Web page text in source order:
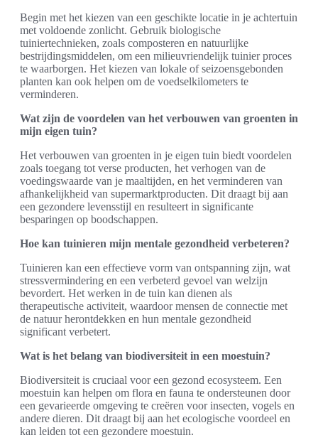
Begin met het kiezen van een geschikte locatie in je achtertuin
met voldoende zonlicht. Gebruik biologische
tuiniertechnieken, zoals composteren en natuurlijke
bestrijdingsmiddelen, om een milieuvriendelijk tuinier proces
te waarborgen. Het kiezen van lokale of seizoensgebonden
planten kan ook helpen om de voedselkilometers te
verminderen.
Wat zijn de voordelen van het verbouwen van groenten in
mijn eigen tuin?
Het verbouwen van groenten in je eigen tuin biedt voordelen
zoals toegang tot verse producten, het verhogen van de
voedingswaarde van je maaltijden, en het verminderen van
afhankelijkheid van supermarktproducten. Dit draagt bij aan
een gezondere levensstijl en resulteert in significante
besparingen op boodschappen.
Hoe kan tuinieren mijn mentale gezondheid verbeteren?
Tuinieren kan een effectieve vorm van ontspanning zijn, wat
stressvermindering en een verbeterd gevoel van welzijn
bevordert. Het werken in de tuin kan dienen als
therapeutische activiteit, waardoor mensen de connectie met
de natuur herontdekken en hun mentale gezondheid
significant verbetert.
Wat is het belang van biodiversiteit in een moestuin?
Biodiversiteit is cruciaal voor een gezond ecosysteem. Een
moestuin kan helpen om flora en fauna te ondersteunen door
een gevarieerde omgeving te creëren voor insecten, vogels en
andere dieren. Dit draagt bij aan het ecologische voordeel en
kan leiden tot een gezondere moestuin.